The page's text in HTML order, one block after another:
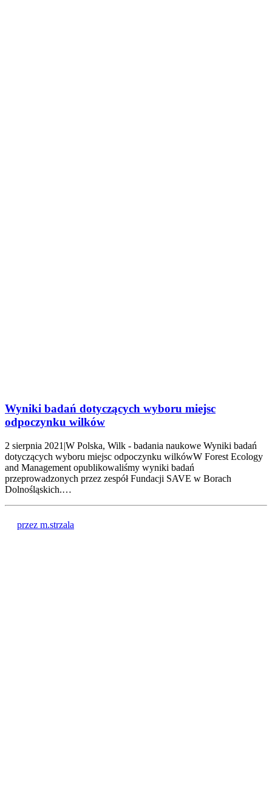
Wyniki badań dotyczących wyboru miejsc
odpoczynku wilków
2 sierpnia 2021|W Polska, Wilk - badania naukowe Wyniki badań
dotyczących wyboru miejsc odpoczynku wilkówW Forest Ecology
and Management opublikowaliśmy wyniki badań
przeprowadzonych przez zespół Fundacji SAVE w Borach
Dolnośląskich.…
przez m.strzala